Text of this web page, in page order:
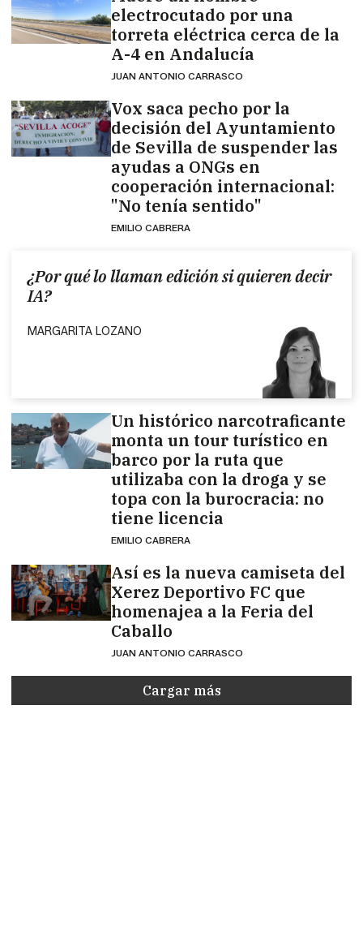
electrocutado por una
torreta eléctrica cerca de la
A-4 en Andalucía
JUAN ANTONIO CARRASCO
Vox saca pecho por la
decisión del Ayuntamiento
de Sevilla de suspender las
ayudas a ONGs en
cooperación internacional:
"No tenía sentido"
EMILIO CABRERA
¿Por qué lo llaman edición si quieren decir
IA?
MARGARITA LOZANO
Un histórico narcotraficante
monta un tour turístico en
barco por la ruta que
utilizaba con la droga y se
topa con la burocracia: no
tiene licencia
EMILIO CABRERA
Así es la nueva camiseta del
Xerez Deportivo FC que
homenajea a la Feria del
Caballo
JUAN ANTONIO CARRASCO
Cargar más